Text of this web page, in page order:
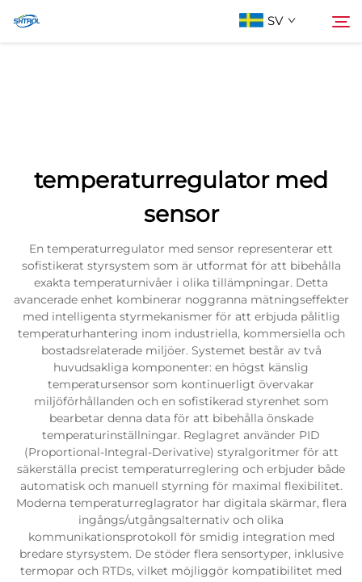
SV
Kontakta oss
temperaturregulator med
sensor
En temperaturregulator med sensor representerar ett
sofistikerat styrsystem som är utformat för att bibehålla
exakta temperaturnivåer i olika tillämpningar. Detta
avancerade enhet kombinerar noggranna mätningseffekter
med intelligenta styrmekanismer för att erbjuda pålitlig
temperaturhantering inom industriella, kommersiella och
bostadsrelaterade miljöer. Systemet består av två
huvudsakliga komponenter: en högst känslig
temperatursensor som kontinuerligt övervakar
miljöförhållanden och en sofistikerad styrenhet som
bearbetar denna data för att bibehålla önskade
temperaturinställningar. Reglagret använder PID
(Proportional-Integral-Derivative) styralgoritmer för att
säkerställa precist temperaturreglering och erbjuder både
automatisk och manuell styrning för maximal flexibilitet.
Moderna temperaturreglagrator har digitala skärmar, flera
ingångs/utgångsalternativ och olika
kommunikationsprotokoll för smidig integration med
bredare styrsystem. De stöder flera sensortyper, inklusive
termopar och RTDs, vilket möjliggör kompatibilitet med